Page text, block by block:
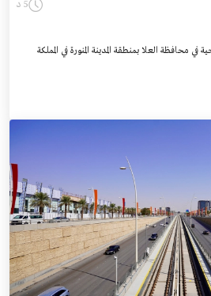
5 د
محافظة العلا بمنطقة المدينة المنورة في المملكة